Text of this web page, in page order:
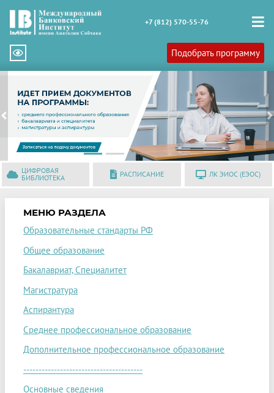
+7 (812) 570-55-76
Подобрать программу
Previous
ЦИФРОВАЯ
БИБЛИОТЕКА
РАСПИСАНИЕ ЛК ЭИОС (ЕЭОС)
МЕНЮ РАЗДЕЛА
Образовательные стандарты РФ
Общее образование
Бакалавриат, Специалитет
Магистратура
Аспирантура
Среднее профессиональное образование
Дополнительное профессиональное образование
---------------------------------------
Основные сведения